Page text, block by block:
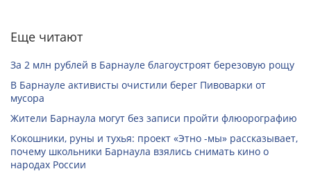
Еще читают
За 2 млн рублей в Барнауле благоустроят березовую рощу
В Барнауле активисты очистили берег Пивоварки от
мусора
Жители Барнаула могут без записи пройти флюорографию
Кокошники, руны и тухья: проект «Этно -мы» рассказывает,
почему школьники Барнаула взялись снимать кино о
народах России